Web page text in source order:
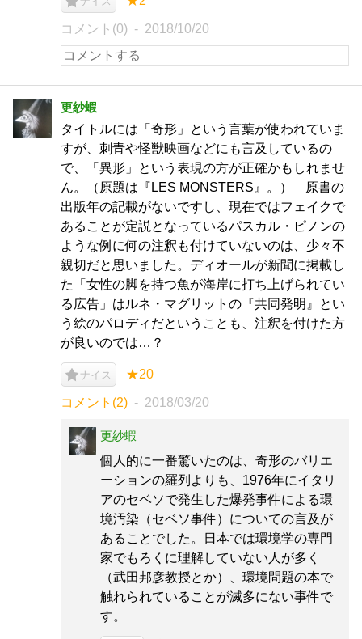
コメント(0) 2018/10/20
更紗蝦
タイトルには「奇形」という言葉が使われていま
すが、刺青や怪獣映画などにも言及しているの
で、「異形」という表現の方が正確かもしれませ
ん。（原題は『LES MONSTERS』。） 原書の
出版年の記載がないですし、現在ではフェイクで
あることが定説となっているパスカル・ピノンの
ような例に何の注釈も付けていないのは、少々不
親切だと思いました。ディオールが新聞に掲載し
た「女性の脚を持つ魚が海岸に打ち上げられてい
る広告」はルネ・マグリットの『共同発明』とい
う絵のパロディだということも、注釈を付けた方
が良いのでは…？
ナイス ★20
コメント(2) 2018/03/20
更紗蝦
個人的に一番驚いたのは、奇形のバリエ
ーションの羅列よりも、1976年にイタリ
アのセベソで発生した爆発事件による環
境汚染（セベソ事件）についての言及が
あることでした。日本では環境学の専門
家でもろくに理解していない人が多く
（武田邦彦教授とか）、環境問題の本で
触れられていることが滅多にない事件で
す。